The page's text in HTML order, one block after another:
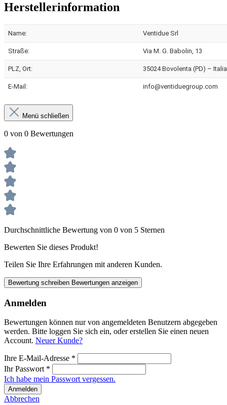
Herstellerinformation
Name: Ventidue Srl
Straße: Via M. G. Babolin, 13
PLZ, Ort: 35024 Bovolenta (PD) – Italia
E-Mail: info@ventiduegroup.com
Menü schließen
0 von 0 Bewertungen
Durchschnittliche Bewertung von 0 von 5 Sternen
Bewerten Sie dieses Produkt!
Teilen Sie Ihre Erfahrungen mit anderen Kunden.
Bewertung schreiben Bewertungen anzeigen
Anmelden
Bewertungen können nur von angemeldeten Benutzern abgegeben
werden. Bitte loggen Sie sich ein, oder erstellen Sie einen neuen
Account. Neuer Kunde?
Ihre E-Mail-Adresse *
Ihr Passwort *
Ich habe mein Passwort vergessen.
Anmelden
Abbrechen